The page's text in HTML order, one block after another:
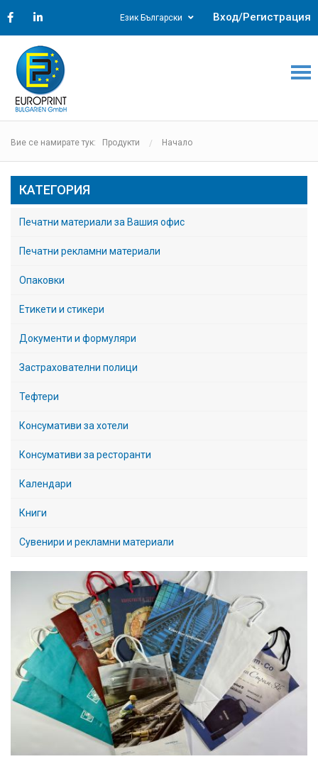
Език Български Вход/Регистрация
Вие се намирате тук: Продукти Начало
КАТЕГОРИЯ
Печатни материали за Вашия офис
Печатни рекламни материали
Опаковки
Етикети и стикери
Документи и формуляри
Застрахователни полици
Тефтери
Консумативи за хотели
Консумативи за ресторанти
Календари
Книги
Сувенири и рекламни материали